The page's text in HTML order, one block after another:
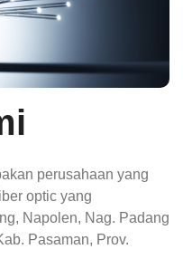
perusahaan yang
optic yang
Napolen, Nag. Padang
Pasaman, Prov.